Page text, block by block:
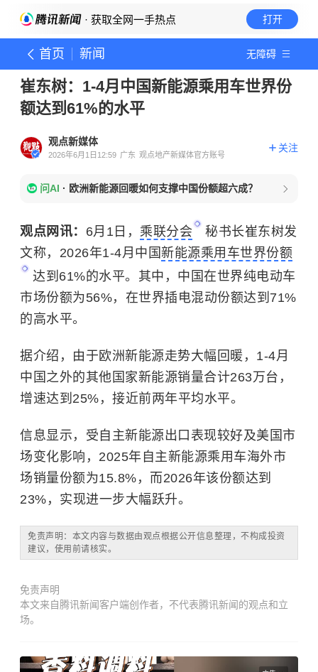
· 获取全网一手热点 打开
首页 新闻 无障碍
崔东树：1-4月中国新能源乘用车世界份
额达到61%的水平
观点新媒体
2026年6月1日12:59 广东 观点地产新媒体官方账号
关注
问AI · 欧洲新能源回暖如何支撑中国份额超六成？
观点网讯： 6月1日， 乘联分会
秘书长崔东树发
文称，2026年1-4月中国新能源乘用车世界份额
达到61%的水平。其中，中国在世界纯电动车
市场份额为56%，在世界插电混动份额达到71%
的高水平。
据介绍，由于欧洲新能源走势大幅回暖，1-4月
中国之外的其他国家新能源销量合计263万台，
增速达到25%，接近前两年平均水平。
信息显示，受自主新能源出口表现较好及美国市
场变化影响，2025年自主新能源乘用车海外市
场销量份额为15.8%，而2026年该份额达到
23%，实现进一步大幅跃升。
免责声明：本文内容与数据由观点根据公开信息整理，不构成投资
建议，使用前请核实。
免责声明
本文来自腾讯新闻客户端创作者，不代表腾讯新闻的观点和立
场。